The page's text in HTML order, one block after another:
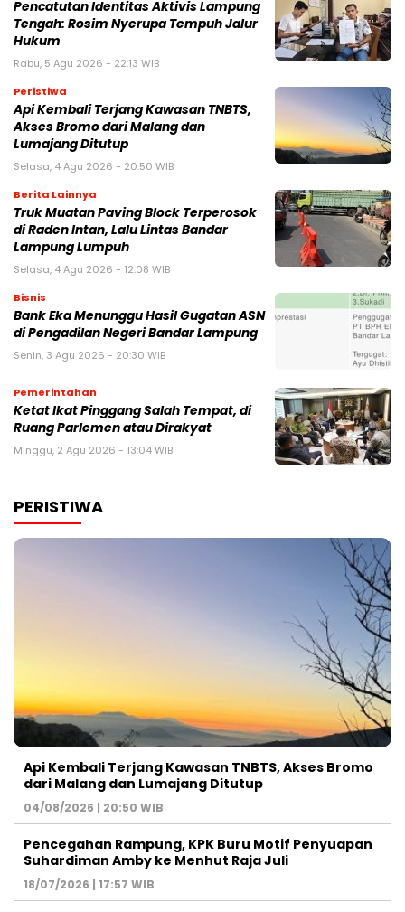
Pencatutan Identitas Aktivis Lampung
Tengah: Rosim Nyerupa Tempuh Jalur
Hukum
Rabu, 5 Agu 2026 - 22:13 WIB
Peristiwa
Api Kembali Terjang Kawasan TNBTS,
Akses Bromo dari Malang dan
Lumajang Ditutup
Selasa, 4 Agu 2026 - 20:50 WIB
Berita Lainnya
Truk Muatan Paving Block Terperosok
di Raden Intan, Lalu Lintas Bandar
Lampung Lumpuh
Selasa, 4 Agu 2026 - 12:08 WIB
Bisnis
Bank Eka Menunggu Hasil Gugatan ASN
di Pengadilan Negeri Bandar Lampung
Senin, 3 Agu 2026 - 20:30 WIB
Pemerintahan
Ketat Ikat Pinggang Salah Tempat, di
Ruang Parlemen atau Dirakyat
Minggu, 2 Agu 2026 - 13:04 WIB
PERISTIWA
Api Kembali Terjang Kawasan TNBTS, Akses Bromo
dari Malang dan Lumajang Ditutup
04/08/2026 | 20:50 WIB
Pencegahan Rampung, KPK Buru Motif Penyuapan
Suhardiman Amby ke Menhut Raja Juli
18/07/2026 | 17:57 WIB